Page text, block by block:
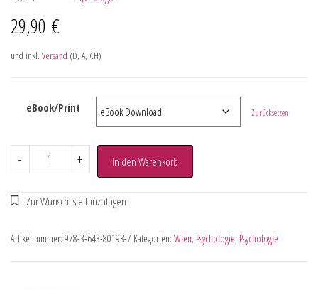
29,90 €
und inkl. Versand (D, A, CH)
eBook/Print Zurücksetzen
- + In den Warenkorb
Artikelnummer: 978-3-643-80193-7 Kategorien: Wien, Psychologie, Psychologie